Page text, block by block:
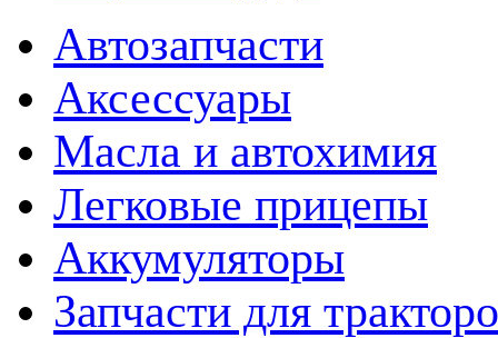
Автозапчасти
Аксессуары
Масла и автохимия
Легковые прицепы
Аккумуляторы
Запчасти для